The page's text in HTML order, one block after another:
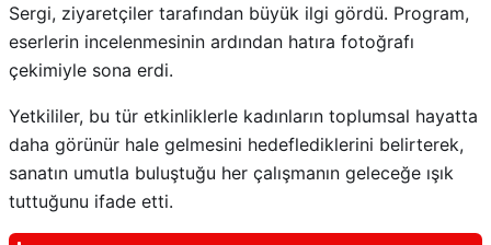
Sergi, ziyaretçiler tarafından büyük ilgi gördü. Program,
eserlerin incelenmesinin ardından hatıra fotoğrafı
çekimiyle sona erdi.
Yetkililer, bu tür etkinliklerle kadınların toplumsal hayatta
daha görünür hale gelmesini hedeflediklerini belirterek,
sanatın umutla buluştuğu her çalışmanın geleceğe ışık
tuttuğunu ifade etti.